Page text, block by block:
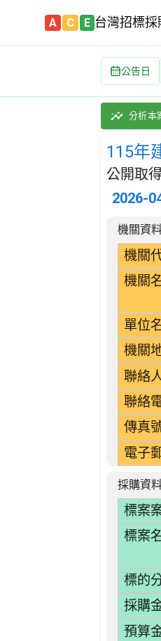
A C E 台灣招標採
公告日
115年建置
採購類別
分析本
115年
公開取
2026-
招標公告
機關資
機關
機關
單位
機關
聯絡
聯絡
傳真
電子
採購資
標案
標案
標的
採購
預算